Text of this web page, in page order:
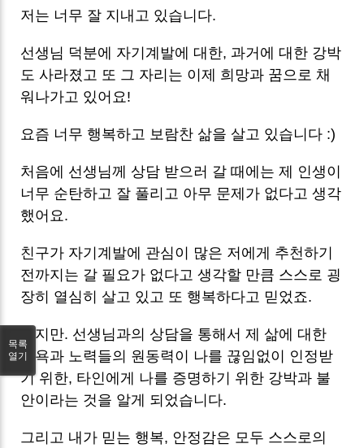
저는 너무 잘 지내고 있습니다.
선생님 덕분에 자기계발에 대한, 과거에 대한 강박
도 사라졌고 또 그 자리는 이제 희망과 꿈으로 채
워나가고 있어요!
요즘 너무 행복하고 보람찬 삶을 살고 있습니다 :)
처음에 선생님께 상담 받으러 갈 때에는 제 인생이
너무 순탄하고 잘 풀리고 아무 문제가 없다고 생각
했어요.
친구가 자기계발에 관심이 많은 저에게 추천하기
전까지는 갈 필요가 없다고 생각할 만큼 스스로 굉
장히 열심히 살고 있고 또 행복하다고 믿었죠.
하지만. 선생님과의 상담을 통해서 제 삶에 대한
의욕과 노력들의 원동력이 나를 끊임없이 인정받
기 위한, 타인에게 나를 증명하기 위한 강박과 불
안이라는 것을 알게 되었습니다.
그리고 내가 믿는 행복, 안정감은 모두 스스로의
목록
열기